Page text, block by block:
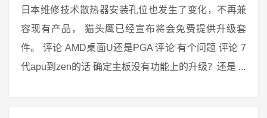
日本维修技术散热器安装孔位也发生了变化，不再兼
容现有产品， 猫头鹰已经宣布将会免费提供升级套
件。 评论 AMD桌面U还是PGA 评论 有个问题 评论 7
代apu到zen的话 确定主板没有功能上的升级？还是 ...